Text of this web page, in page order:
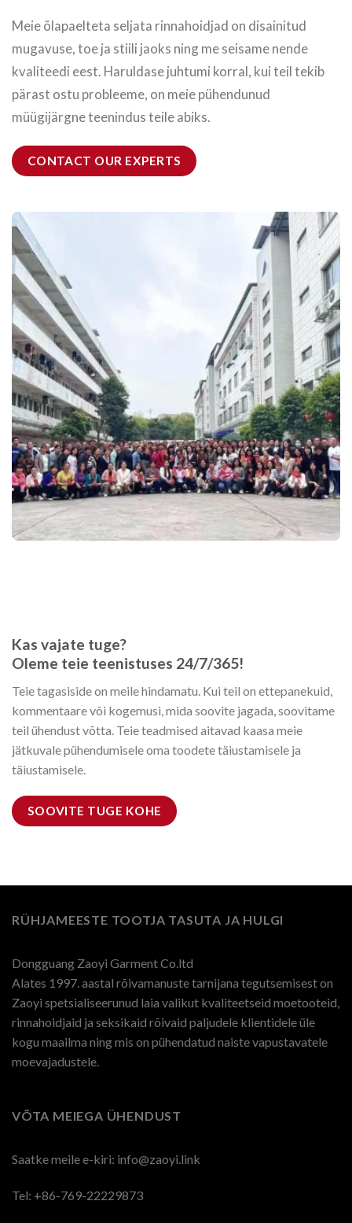
Meie õlapaelteta seljata rinnahoidjad on disainitud
mugavuse, toe ja stiili jaoks ning me seisame nende
kvaliteedi eest. Haruldase juhtumi korral, kui teil tekib
pärast ostu probleeme, on meie pühendunud
müügijärgne teenindus teile abiks.
CONTACT OUR EXPERTS
Kas vajate tuge?
Oleme teie teenistuses 24/7/365!
Teie tagasiside on meile hindamatu. Kui teil on ettepanekuid,
kommentaare või kogemusi, mida soovite jagada, soovitame
teil ühendust võtta. Teie teadmised aitavad kaasa meie
jätkuvale pühendumisele oma toodete täiustamisele ja
täiustamisele.
SOOVITE TUGE KOHE
RÜHJAMEESTE TOOTJA TASUTA JA HULGI
Dongguang Zaoyi Garment Co.ltd
Alates 1997. aastal rõivamanuste tarnijana tegutsemisest on
Zaoyi spetsialiseerunud laia valikut kvaliteetseid moetooteid,
rinnahoidjaid ja seksikaid rõivaid paljudele klientidele üle
kogu maailma ning mis on pühendatud naiste vapustavatele
moevajadustele.
VÕTA MEIEGA ÜHENDUST
Saatke meile e-kiri: info@zaoyi.link
Tel: +86-769-22229873